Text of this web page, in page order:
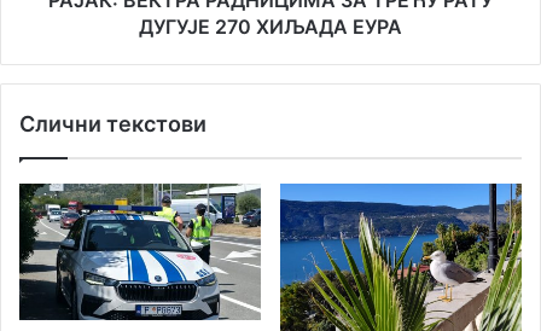
ДУГУЈЕ 270 ХИЉАДА ЕУРА
Слични текстови